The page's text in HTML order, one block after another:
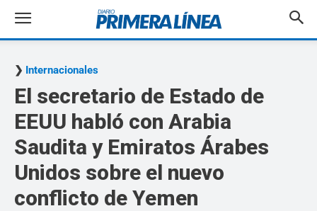
Internacionales
El secretario de Estado de
EEUU habló con Arabia
Saudita y Emiratos Árabes
Unidos sobre el nuevo
conflicto de Yemen